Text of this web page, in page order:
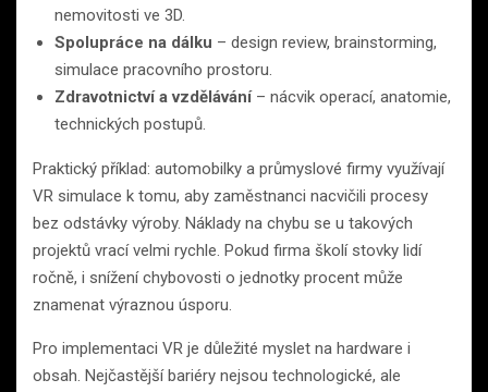
nemovitosti ve 3D.
Spolupráce na dálku – design review, brainstorming,
simulace pracovního prostoru.
Zdravotnictví a vzdělávání– nácvik operací, anatomie,
technických postupů.
Praktický příklad: automobilky a průmyslové firmy využívají
VR simulace k tomu, aby zaměstnanci nacvičili procesy
bez odstávky výroby. Náklady na chybu se u takových
projektů vrací velmi rychle. Pokud firma školí stovky lidí
ročně, i snížení chybovosti o jednotky procent může
znamenat výraznou úsporu.
Pro implementaci VR je důležité myslet na hardware i
obsah. Nejčastější bariéry nejsou technologické, ale